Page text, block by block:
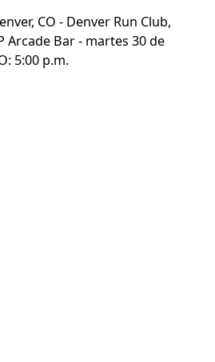
CO - Denver Run Club,
Arcade Bar - martes 30 de
5:00 p.m.